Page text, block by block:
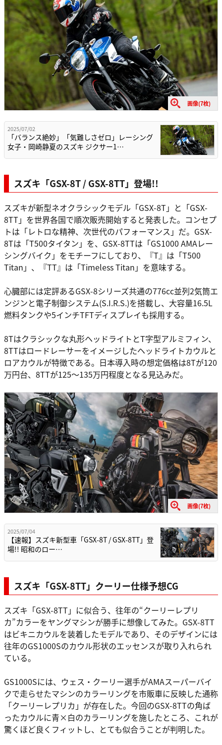
画像(7枚)
2025/07/02
「バランス絶妙」「気難しさゼロ」レーシング
女子・岡崎静夏のスズキ ジクサー1…
スズキ「GSX-8T / GSX-8TT」登場!!
スズキが新型ネオクラシックモデル「GSX-8T」と「GSX-
8TT」を世界各国で順次販売開始すると発表した。コンセプ
トは「レトロな精神、次世代のパフォーマンス」だ。GSX-
8Tは「T500タイタン」を、GSX-8TTは「GS1000 AMAレー
シングバイク」をモチーフにしており、『T』は「T500
Titan」、『TT』は「Timeless Titan」を意味する。
心臓部には定評あるGSX-8シリーズ共通の776cc並列2気筒エ
ンジンと電子制御システム(S.I.R.S.)を搭載し、大容量16.5L
燃料タンクや5インチTFTディスプレイも採用する。
8Tはクラシックな丸形ヘッドライトとT字型アルミフィン、
8TTはロードレーサーをイメージしたヘッドライトカウルと
ロアカウルが特徴である。日本導入時の想定価格は8Tが120
万円台、8TTが125～135万円程度となる見込みだ。
画像(7枚)
2025/07/04
【速報】スズキ新型車「GSX-8T / GSX-8TT」登
場!! 昭和のロー…
スズキ「GSX-8TT」クーリー仕様予想CG
スズキ「GSX-8TT」に似合う、往年の“クーリーレプリ
カ”カラーをヤングマシンが勝手に想像してみた。GSX-8TT
はビキニカウルを装着したモデルであり、そのデザインには
往年のGS1000Sのカウル形状のエッセンスが取り入れられ
ている。
GS1000Sには、ウェス・クーリー選手がAMAスーパーバイ
クで走らせたマシンのカラーリングを市販車に反映した通称
「クーリーレプリカ」が存在した。今回のGSX-8TTの角ば
ったカウルに青×白のカラーリングを施したところ、これが
驚くほど良くフィットし、とても似合うことが判明した。